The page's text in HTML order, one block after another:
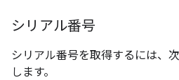
シリアル番号
シリアル番号を取得するには、
します。